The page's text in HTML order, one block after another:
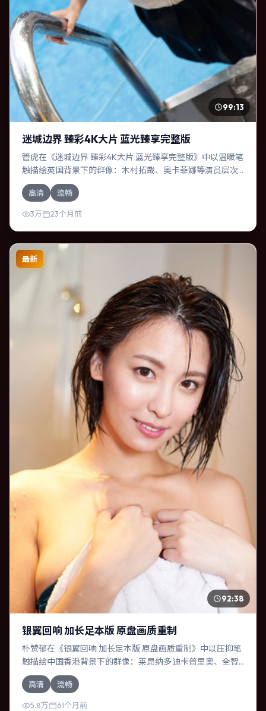
99:13
迷城边界 臻彩4K大片 蓝光臻享完整版
管虎在《迷城边界 臻彩4K大片 蓝光臻享完整版》中以温暖笔
触描绘英国背景下的群像：木村拓哉、奥卡菲娜等演员层次
丰富。作为一部战争作品，故事从日常裂缝切入，逐步推向
不可逆转的结局；视听语言统一，情感落点克制有力。
高清 流畅
3万 23个月前
最新
92:38
银翼回响 加长足本版 原盘画质重制
朴赞郁在《银翼回响 加长足本版 原盘画质重制》中以压抑笔
触描绘中国香港背景下的群像：莱昂纳多·迪卡普里奥、全智
贤等演员层次丰富。作为一部科幻作品，故事从日常裂缝切
入，逐步推向不可逆转的结局；视听语言统一，情感落点克
制有力。
高清 流畅
5.8万 61个月前